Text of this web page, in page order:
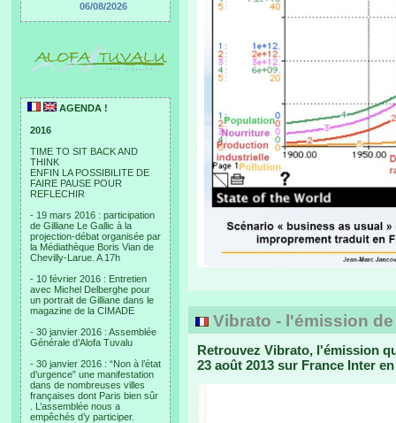
06/08/2026
AGENDA !
2016
TIME TO SIT BACK AND
THINK
ENFIN LA POSSIBILITE DE
FAIRE PAUSE POUR
REFLECHIR
- 19 mars 2016 : participation
de Gilliane Le Gallic à la
projection-débat organisée par
la Médiathèque Boris Vian de
Chevilly-Larue. A 17h
- 10 février 2016 : Entretien
avec Michel Delberghe pour
un portrait de Gilliane dans le
magazine de la CIMADE
- 30 janvier 2016 : Assemblée
Générale d’Alofa Tuvalu
- 30 janvier 2016 : “Non à l’état
d’urgence” une manifestation
dans de nombreuses villes
françaises dont Paris bien sûr
. L’assemblée nous a
empêchés d’y participer.
Vibrato - l'émission
Retrouvez Vibrato, l'émission
23 août 2013 sur France Inter